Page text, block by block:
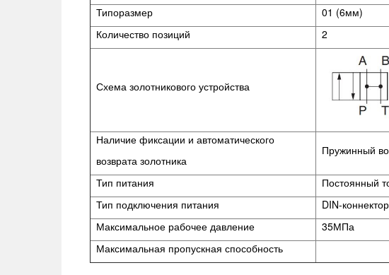
Типоразмер
01 (6мм)
Количество позиций
2
Схема золотникового устройства
Наличие фиксации и автоматического
возврата золотника
Пружинный
Тип питания
Постоянный
Тип подключения питания
DIN-
Максимальное рабочее давление
35МПа
Максимальная пропускная способность